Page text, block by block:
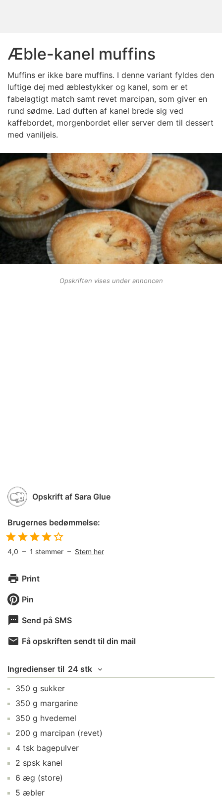
Æble-kanel muffins
Muffins er ikke bare muffins. I denne variant fyldes den
luftige dej med æblestykker og kanel, som er et
fabelagtigt match samt revet marcipan, som giver en
rund sødme. Lad duften af kanel brede sig ved
kaffebordet, morgenbordet eller server dem til dessert
med vaniljeis.
Opskriften vises under annoncen
Opskrift af Sara Glue
Brugernes bedømmelse:
4,0 – 1 stemmer – Stem her
Print
Pin
Send på SMS
Få opskriften sendt til din mail
Ingredienser til 24 stk
350 g sukker
350 g margarine
350 g hvedemel
200 g marcipan (revet)
4 tsk bagepulver
2 spsk kanel
6 æg (store)
5 æbler